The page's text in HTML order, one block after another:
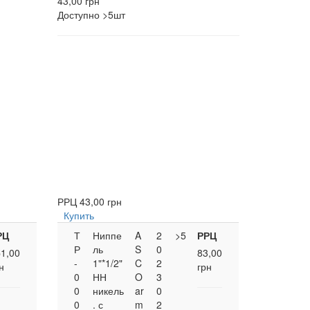
Доступно >5шт
РРЦ 43,00 грн
Купить
Т
Р
-
0
0
0
Ниппе
ль
1"*1/2"
НН
никель
. с
A
S
C
O
ar
m
2
0
2
3
0
2
>5
РРЦ
83,00
грн